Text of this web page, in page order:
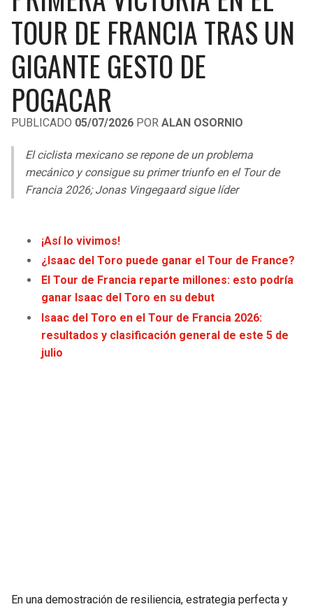
LIGA DE EXPANSIÓN MX
LEAGUES CUP
UEFA EUROPA LEAGUE
UEFA CONFERENCE LEAGUE
MLS
COPA LIBERTADORES
LIGA BETPLAY
OTRAS LIGAS
RAIDERS
CHARGERS
RAVENS
TITANS
CAVALIERS
PISTONS
PACERS
WARRIORS
TOUR DE FRANCIA TRAS UN
GIGANTE GESTO DE
POGACAR
PUBLICADO 05/07/2026 POR ALAN OSORNIO
El ciclista mexicano se repone de un problema
mecánico y consigue su primer triunfo en el Tour de
Francia 2026; Jonas Vingegaard sigue líder
¡Así lo vivimos!
¿Isaac del Toro puede ganar el Tour de France?
El Tour de Francia reparte millones: esto podría
ganar Isaac del Toro en su debut
Isaac del Toro en el Tour de Francia 2026:
resultados y clasificación general de este 5 de
julio
En una demostración de resiliencia, estrategia perfecta y